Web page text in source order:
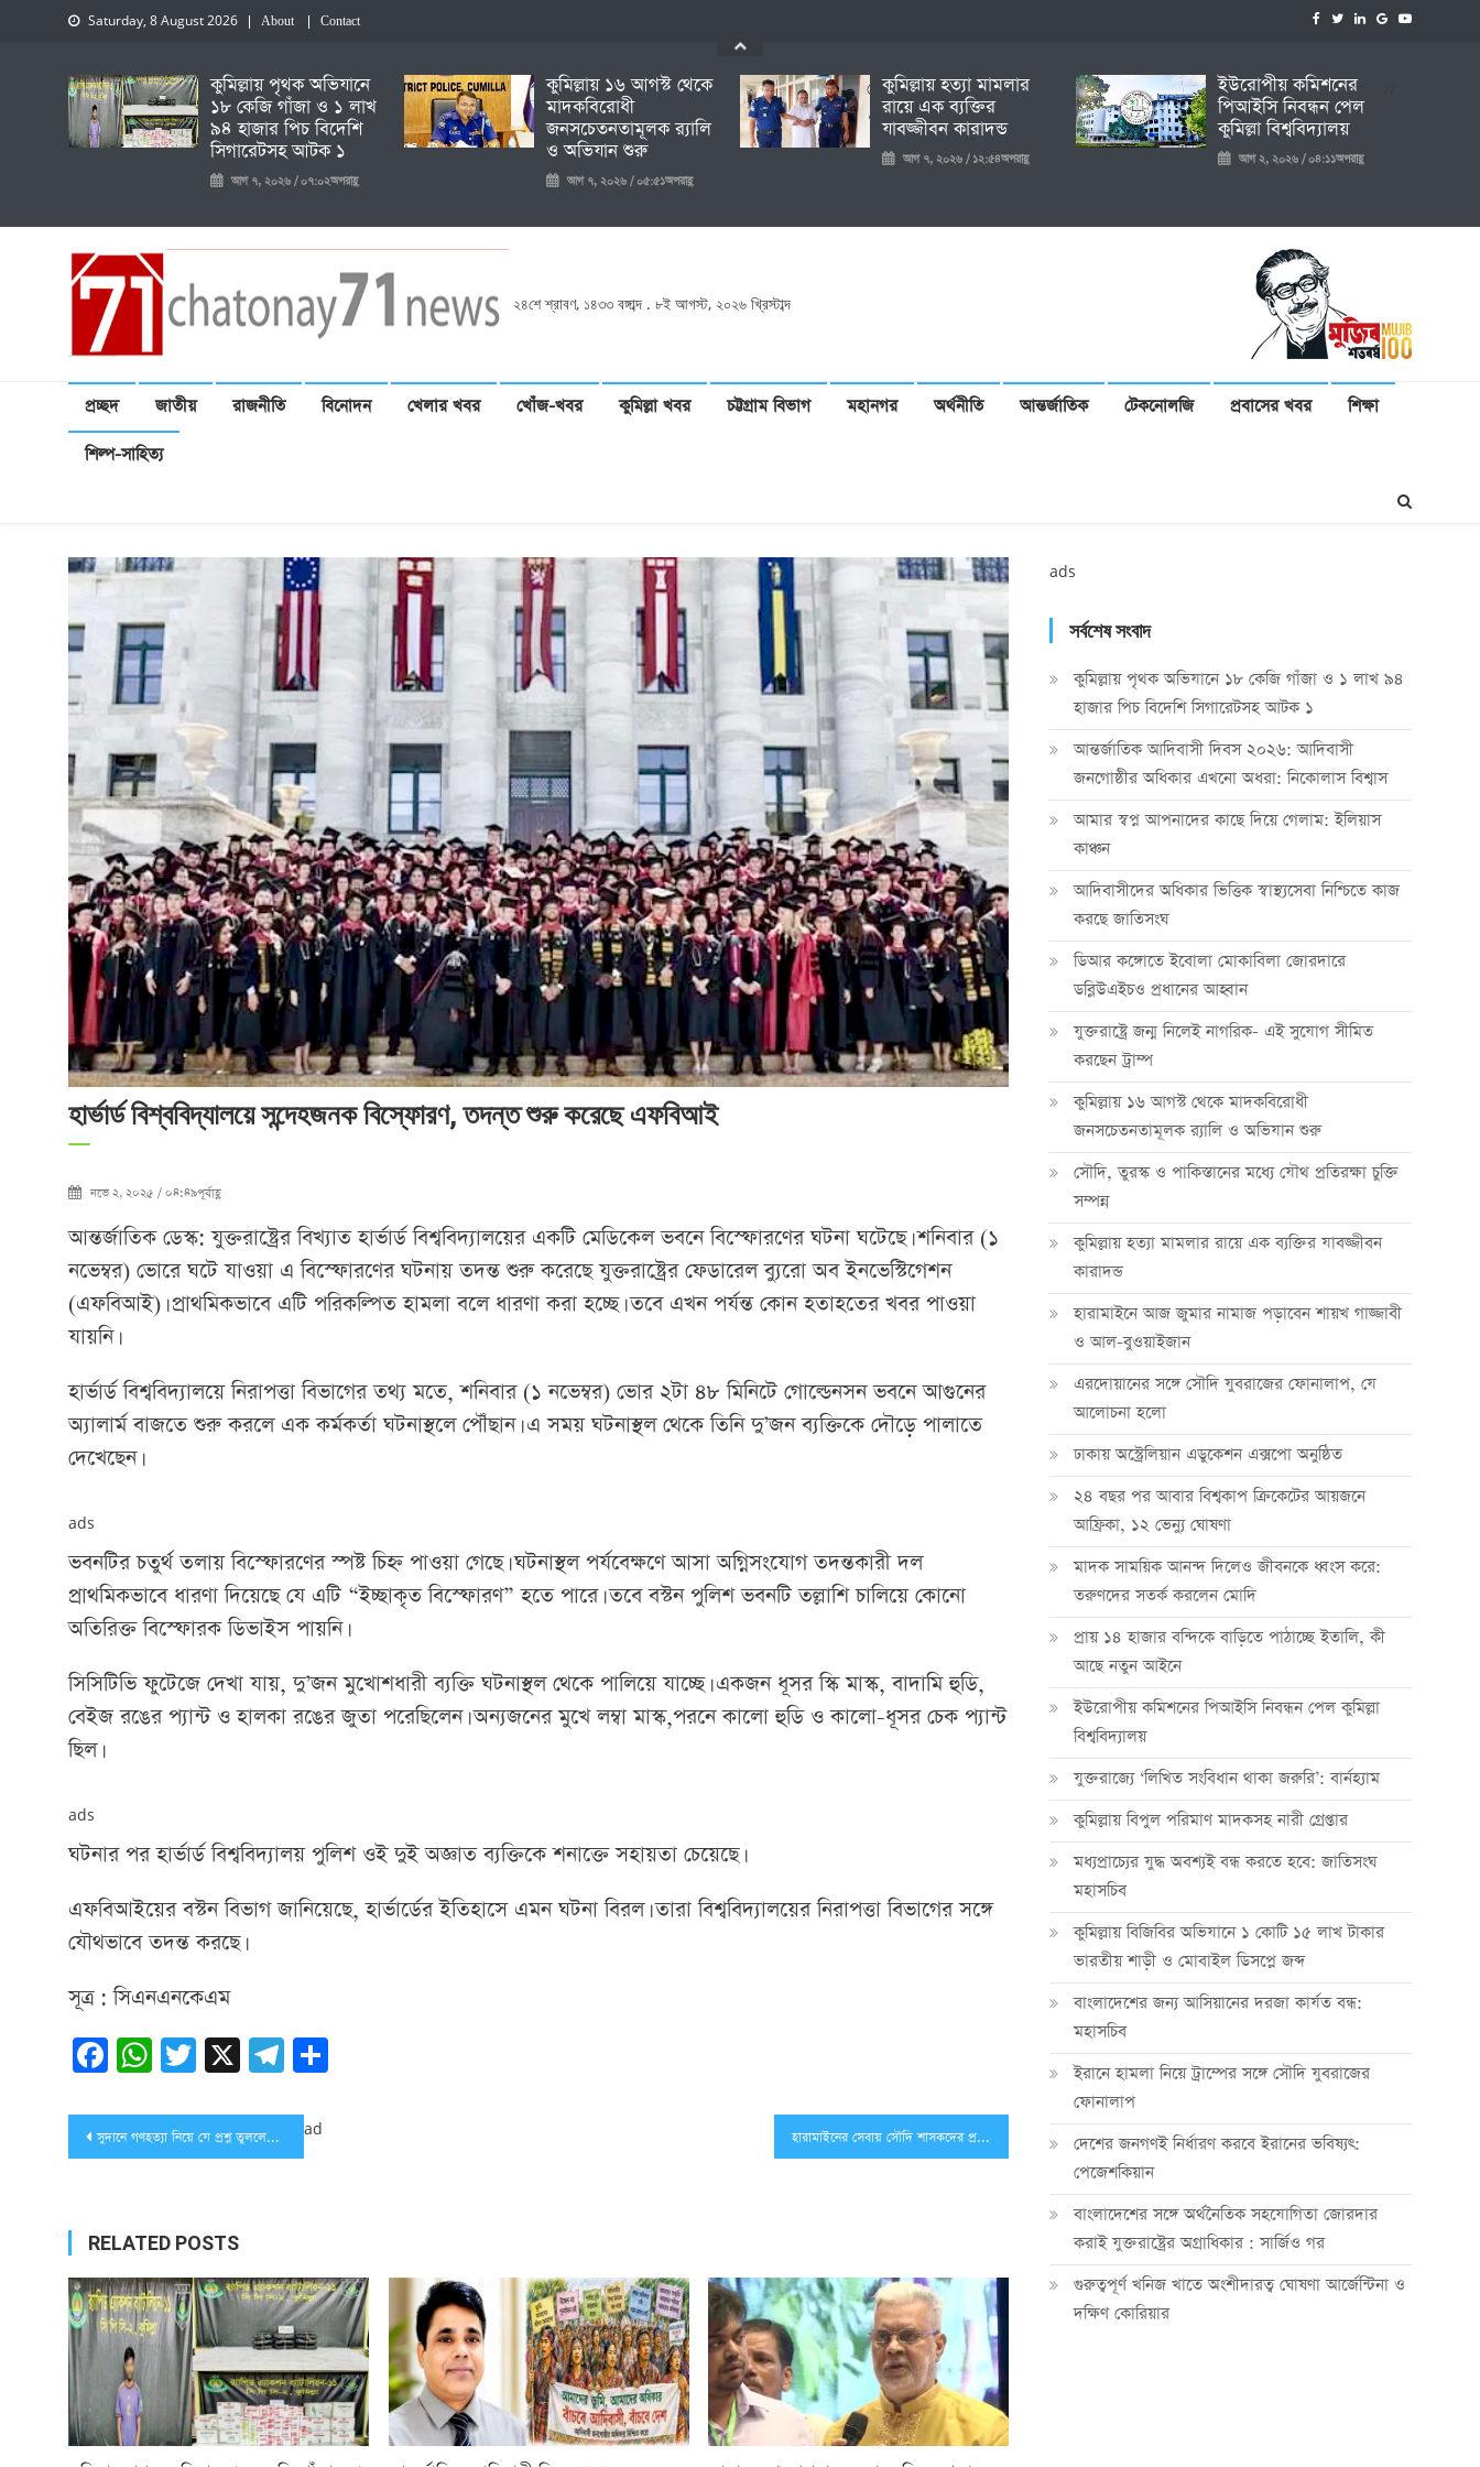
Saturday, 8 August 2026 About Contact
কুমিল্লায় পৃথক অভিযানে
১৮ কেজি গাঁজা ও ১ লাখ
৯৪ হাজার পিচ বিদেশি
সিগারেটসহ আটক ১
আগ ৭, ২০২৬ / ০৭:০২অপরাহ্ণ
কুমিল্লায় ১৬ আগস্ট থেকে
মাদকবিরোধী
জনসচেতনতামূলক র‍্যালি
ও অভিযান শুরু
আগ ৭, ২০২৬ / ০৫:৫১অপরাহ্ণ
কুমিল্লায় হত্যা মামলার
রায়ে এক ব্যক্তির
যাবজ্জীবন কারাদন্ড
আগ ৭, ২০২৬ / ১২:৫৪অপরাহ্ণ
ইউরোপীয় কমিশনের
পিআইসি নিবন্ধন পেল
কুমিল্লা বিশ্ববিদ্যালয়
আগ ২, ২০২৬ / ০৪:১১অপরাহ্ণ
২৪শে শ্রাবণ, ১৪৩৩ বঙ্গাব্দ . ৮ই আগস্ট, ২০২৬ খ্রিস্টাব্দ
প্রচ্ছদ জাতীয় রাজনীতি বিনোদন খেলার খবর খোঁজ-খবর কুমিল্লা খবর চট্টগ্রাম বিভাগ মহানগর অর্থনীতি আন্তর্জাতিক টেকনোলজি প্রবাসের খবর শিক্ষা
শিল্প-সাহিত্য
হার্ভার্ড বিশ্ববিদ্যালয়ে সন্দেহজনক বিস্ফোরণ, তদন্ত শুরু করেছে এফবিআই
নভে ২, ২০২৫ / ০৪:৪৯পূর্বাহ্ণ
আন্তর্জাতিক ডেস্ক: যুক্তরাষ্ট্রের বিখ্যাত হার্ভার্ড বিশ্ববিদ্যালয়ের একটি মেডিকেল ভবনে বিস্ফোরণের ঘটনা ঘটেছে। শনিবার (১
নভেম্বর) ভোরে ঘটে যাওয়া এ বিস্ফোরণের ঘটনায় তদন্ত শুরু করেছে যুক্তরাষ্ট্রের ফেডারেল ব্যুরো অব ইনভেস্টিগেশন
(এফবিআই)। প্রাথমিকভাবে এটি পরিকল্পিত হামলা বলে ধারণা করা হচ্ছে। তবে এখন পর্যন্ত কোন হতাহতের খবর পাওয়া
যায়নি।
হার্ভার্ড বিশ্ববিদ্যালয়ে নিরাপত্তা বিভাগের তথ্য মতে, শনিবার (১ নভেম্বর) ভোর ২টা ৪৮ মিনিটে গোল্ডেনসন ভবনে আগুনের
অ্যালার্ম বাজতে শুরু করলে এক কর্মকর্তা ঘটনাস্থলে পৌঁছান। এ সময় ঘটনাস্থল থেকে তিনি দু’জন ব্যক্তিকে দৌড়ে পালাতে
দেখেছেন।
ads
ভবনটির চতুর্থ তলায় বিস্ফোরণের স্পষ্ট চিহ্ন পাওয়া গেছে। ঘটনাস্থল পর্যবেক্ষণে আসা অগ্নিসংযোগ তদন্তকারী দল
প্রাথমিকভাবে ধারণা দিয়েছে যে এটি “ইচ্ছাকৃত বিস্ফোরণ” হতে পারে। তবে বস্টন পুলিশ ভবনটি তল্লাশি চালিয়ে কোনো
অতিরিক্ত বিস্ফোরক ডিভাইস পায়নি।
সিসিটিভি ফুটেজে দেখা যায়, দু’জন মুখোশধারী ব্যক্তি ঘটনাস্থল থেকে পালিয়ে যাচ্ছে। একজন ধূসর স্কি মাস্ক, বাদামি হুডি,
বেইজ রঙের প্যান্ট ও হালকা রঙের জুতা পরেছিলেন। অন্যজনের মুখে লম্বা মাস্ক,পরনে কালো হুডি ও কালো-ধূসর চেক প্যান্ট
ছিল।
ads
ঘটনার পর হার্ভার্ড বিশ্ববিদ্যালয় পুলিশ ওই দুই অজ্ঞাত ব্যক্তিকে শনাক্তে সহায়তা চেয়েছে।
এফবিআইয়ের বস্টন বিভাগ জানিয়েছে, হার্ভার্ডের ইতিহাসে এমন ঘটনা বিরল। তারা বিশ্ববিদ্যালয়ের নিরাপত্তা বিভাগের সঙ্গে
যৌথভাবে তদন্ত করছে।
সূত্র : সিএনএনকেএম
Facebook
WhatsApp
Twitter
X Telegram
Post
সুদানে গণহত্যা নিয়ে যে প্রশ্ন তুললেন শায়খ আহমাদুল্লাহ হারামাইনের সেবায় সৌদি শাসকদের প্রশংসা করলেন গ্র্যান্ড মুফতি
ad
RELATED POSTS
ads
সর্বশেষ সংবাদ
কুমিল্লায় পৃথক অভিযানে ১৮ কেজি গাঁজা ও ১ লাখ ৯৪
হাজার পিচ বিদেশি সিগারেটসহ আটক ১
আন্তর্জাতিক আদিবাসী দিবস ২০২৬: আদিবাসী
জনগোষ্ঠীর অধিকার এখনো অধরা: নিকোলাস বিশ্বাস
আমার স্বপ্ন আপনাদের কাছে দিয়ে গেলাম: ইলিয়াস
কাঞ্চন
আদিবাসীদের অধিকার ভিত্তিক স্বাস্থ্যসেবা নিশ্চিতে কাজ
করছে জাতিসংঘ
ডিআর কঙ্গোতে ইবোলা মোকাবিলা জোরদারে
ডব্লিউএইচও প্রধানের আহ্বান
যুক্তরাষ্ট্রে জন্ম নিলেই নাগরিক- এই সুযোগ সীমিত
করছেন ট্রাম্প
কুমিল্লায় ১৬ আগস্ট থেকে মাদকবিরোধী
জনসচেতনতামূলক র‍্যালি ও অভিযান শুরু
সৌদি, তুরস্ক ও পাকিস্তানের মধ্যে যৌথ প্রতিরক্ষা চুক্তি
সম্পন্ন
কুমিল্লায় হত্যা মামলার রায়ে এক ব্যক্তির যাবজ্জীবন
কারাদন্ড
হারামাইনে আজ জুমার নামাজ পড়াবেন শায়খ গাজ্জাবী
ও আল-বুওয়াইজান
এরদোয়ানের সঙ্গে সৌদি যুবরাজের ফোনালাপ, যে
আলোচনা হলো
ঢাকায় অস্ট্রেলিয়ান এডুকেশন এক্সপো অনুষ্ঠিত
২৪ বছর পর আবার বিশ্বকাপ ক্রিকে‌টের আয়জনে
আফ্রিকা, ১২ ভেন্যু ঘোষণা
মাদক সাময়িক আনন্দ দিলেও জীবনকে ধ্বংস করে:
তরুণদের সতর্ক করলেন মোদি
প্রায় ১৪ হাজার বন্দিকে বাড়িতে পাঠাচ্ছে ইতালি, কী
আছে নতুন আইনে
ইউরোপীয় কমিশনের পিআইসি নিবন্ধন পেল কুমিল্লা
বিশ্ববিদ্যালয়
যুক্তরাজ্যে ‘লিখিত সংবিধান থাকা জরুরি’: বার্নহ্যাম
কুমিল্লায় বিপুল পরিমাণ মাদকসহ নারী গ্রেপ্তার
মধ্যপ্রাচ্যের যুদ্ধ অবশ্যই বন্ধ করতে হবে: জাতিসংঘ
মহাসচিব
কুমিল্লায় বিজিবির অভিযানে ১ কোটি ১৫ লাখ টাকার
ভারতীয় শাড়ী ও মোবাইল ডিসপ্লে জব্দ
বাংলাদেশের জন্য আসিয়ানের দরজা কার্যত বন্ধ:
মহাসচিব
ইরানে হামলা নিয়ে ট্রাম্পের সঙ্গে সৌদি যুবরাজের
ফোনালাপ
দেশের জনগণই নির্ধারণ করবে ইরানের ভবিষ্যৎ:
পেজেশকিয়ান
বাংলাদেশের সঙ্গে অর্থনৈতিক সহযোগিতা জোরদার
করাই যুক্তরাষ্ট্রের অগ্রাধিকার : সার্জিও গর
গুরুত্বপূর্ণ খনিজ খাতে অংশীদারত্ব ঘোষণা আর্জেন্টিনা ও
দক্ষিণ কোরিয়ার